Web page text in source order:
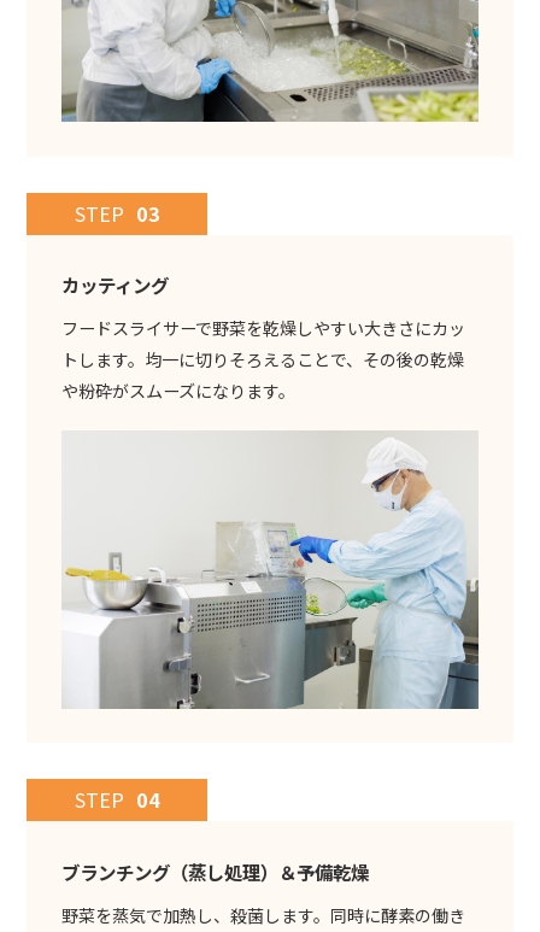
STEP 03
カッティング
フードスライサーで野菜を乾燥しやすい大きさにカッ
トします。均一に切りそろえることで、その後の乾燥
や粉砕がスムーズになります。
STEP 04
ブランチング（蒸し処理）＆予備乾燥
野菜を蒸気で加熱し、殺菌します。同時に酵素の働き